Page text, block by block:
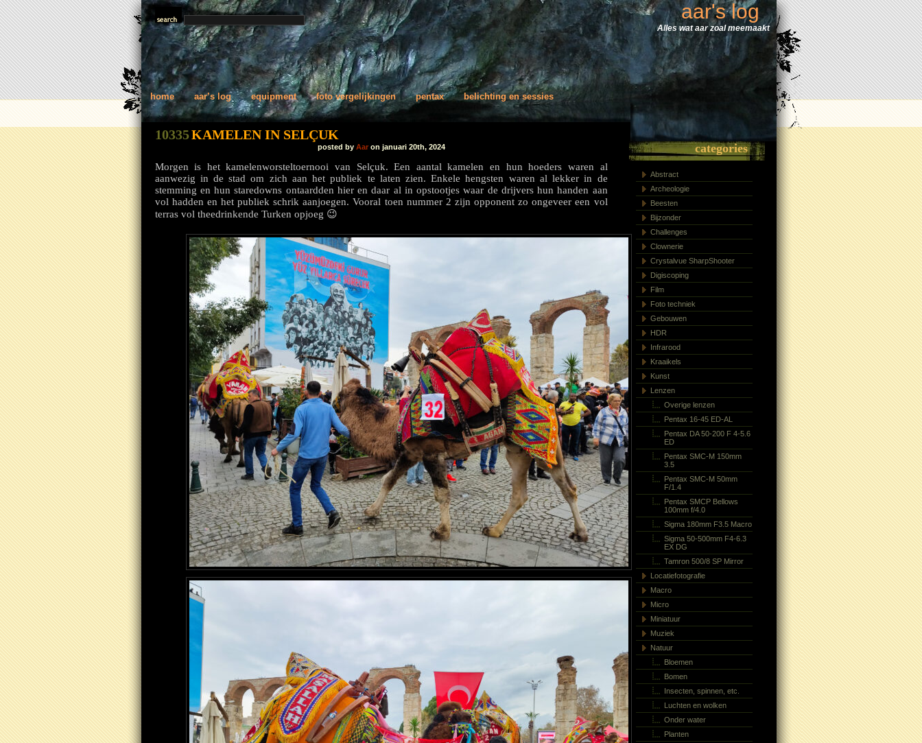
aar's log
Alles wat aar zoal meemaakt
home aar’s log equipment foto vergelijkingen pentax belichting en sessies
10335KAMELEN IN SELÇUK
posted by Aaron januari 20th, 2024
Morgen is het kamelenworsteltoernooi van Selçuk. Een aantal kamelen en hun hoeders waren al
aanwezig in de stad om zich aan het publiek te laten zien. Enkele hengsten waren al lekker in de
stemming en hun staredowns ontaardden hier en daar al in opstootjes waar de drijvers hun handen aan
vol hadden en het publiek schrik aanjoegen. Vooral toen nummer 2 zijn opponent zo ongeveer een vol
terras vol theedrinkende Turken opjoeg 😉
categories
Abstract
Archeologie
Beesten
Bijzonder
Challenges
Clownerie
Crystalvue SharpShooter
Digiscoping
Film
Foto techniek
Gebouwen
HDR
Infrarood
Kraaikels
Kunst
Lenzen
Overige lenzen
Pentax 16-45 ED-AL
Pentax DA 50-200 F 4-5.6
ED
Pentax SMC-M 150mm
3.5
Pentax SMC-M 50mm
F/1.4
Pentax SMCP Bellows
100mm f/4.0
Sigma 180mm F3.5 Macro
Sigma 50-500mm F4-6.3
EX DG
Tamron 500/8 SP Mirror
Locatiefotografie
Macro
Micro
Miniatuur
Muziek
Natuur
Bloemen
Bomen
Insecten, spinnen, etc.
Luchten en wolken
Onder water
Planten